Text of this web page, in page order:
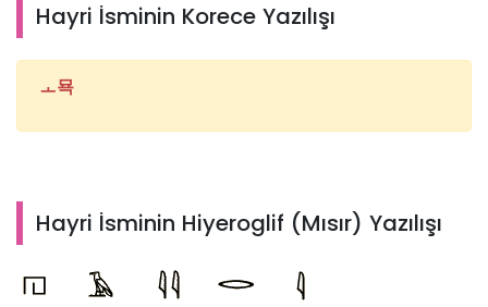
Hayri İsminin Korece Yazılışı
ㅗ묙
Hayri İsminin Hiyeroglif (Mısır) Yazılışı